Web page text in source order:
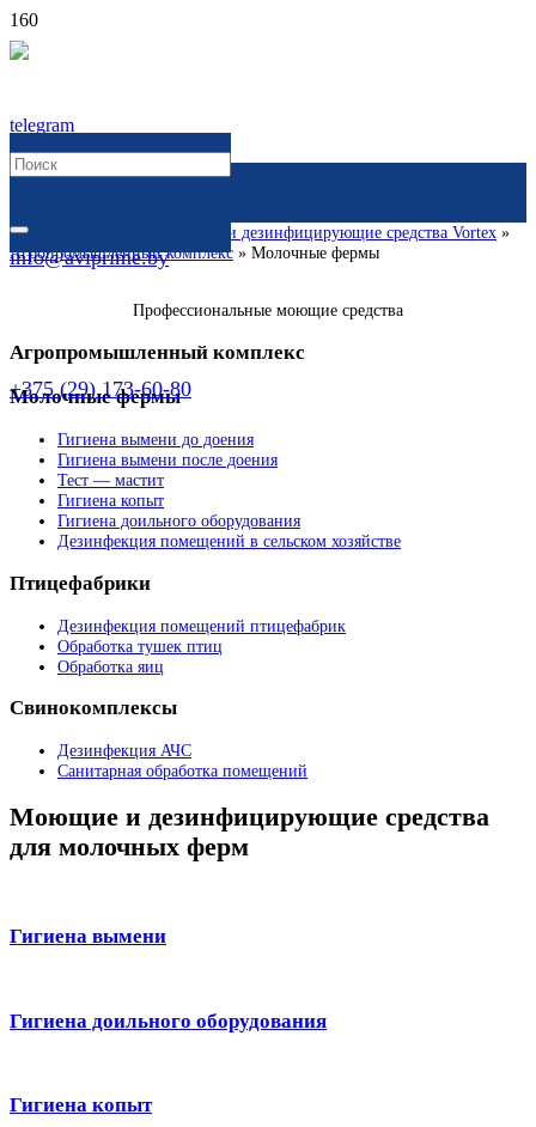
info@aviprime.by
+375 (29) 173-60-80
Главная Моющие и дезинфицирующие средства Vortex »
Агропромышленный комплекс » Молочные фермы
Профессиональные моющие средства
Агропромышленный комплекс
Молочные фермы
Гигиена вымени до доения
Гигиена вымени после доения
Тест — мастит
Гигиена копыт
Гигиена доильного оборудования
Дезинфекция помещений в сельском хозяйстве
Птицефабрики
Дезинфекция помещений птицефабрик
Обработка тушек птиц
Обработка яиц
Свинокомплексы
Дезинфекция АЧС
Санитарная обработка помещений
Моющие и дезинфицирующие средства
для молочных ферм
Гигиена вымени
Гигиена доильного оборудования
Гигиена копыт